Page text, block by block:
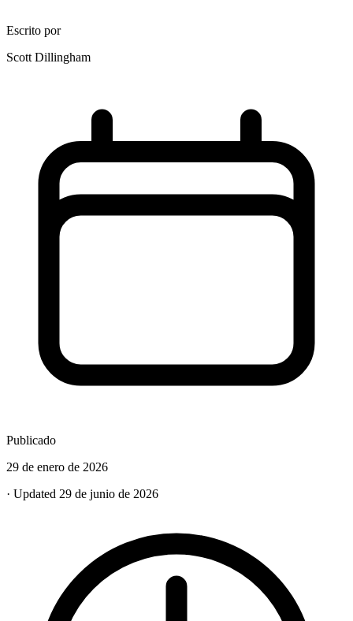
Escrito por
Scott Dillingham
Publicado
29 de enero de 2026
· Updated 29 de junio de 2026